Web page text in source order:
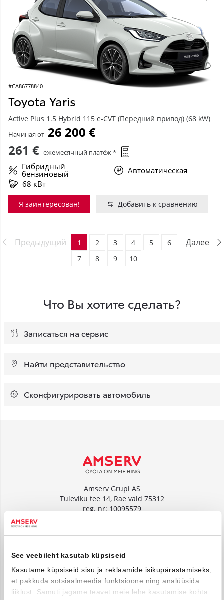
See veebileht kasutab küpsiseid
Kasutame küpsiseid sisu ja reklaamide isikupärastamiseks,
et pakkuda sotsiaalmeedia funktsioone ning analüüsida
liiklust. Samuti jagame teavet meie lehe kasutamise kohta
#CA86778840
Toyota Yaris
Active Plus 1.5 Hybrid 115 e-CVT (Передний привод) (68 kW)
Начиная от 26 200 €
261 € ежемесячный платёж *
Гибридный
бензиновый
Автоматическая
68 кВт
Я заинтересован! Добавить к сравнению
Предыдущий Далее
1 2 3 4 5
6
7
8 9 10
Что Вы хотите сделать?
Записаться на сервис
Найти представительство
Сконфигурировать автомобиль
Amserv Grupi AS
Tuleviku tee 14, Rae vald 75312
reg. nr: 10095579
Tuleviku tee 14, Rae vald 75312
reg. nr: 10000018
www.amservauto.ee